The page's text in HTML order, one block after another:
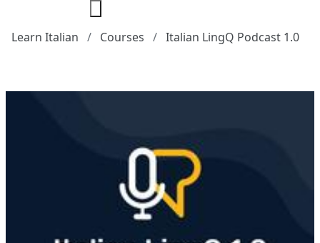
Learn Italian Courses Italian LingQ Podcast 1.0